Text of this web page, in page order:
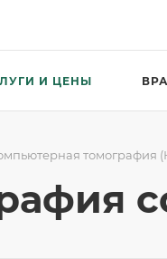
И ЦЕНЫ
томография